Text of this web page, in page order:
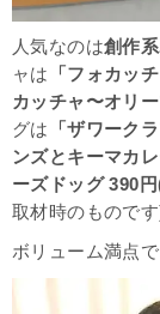
人気なのは創作
ャは
「フォカッ
カッチャ〜オリ
グは
「ザワーク
ンズとキーマカ
ーズドッグ 390円
取材時のもので
ボリューム満点